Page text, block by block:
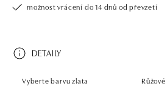
možnost vrácení do 14 dnů od převzetí
DETAILY
Vyberte barvu zlata
Růžové